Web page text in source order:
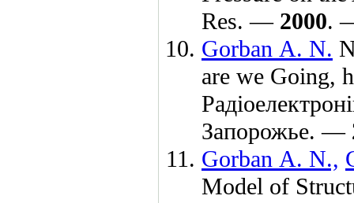
Res. — 2000.
Gorban A. N.
are we Going,
Запорожье. —
Gorban A. N.,
Model of